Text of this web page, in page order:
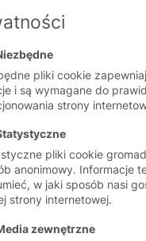
pliki cookie
i są wymagane do
strony
pliki cookie
anonimowy. Informacje
w jaki sposób nasi
strony internetowej.
zewnętrzne